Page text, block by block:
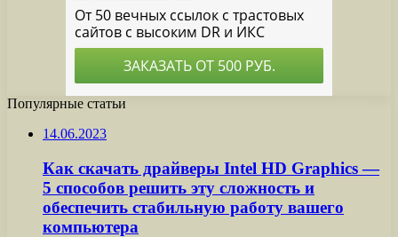
Популярные статьи
14.06.2023
Как скачать драйверы Intel HD Graphics —
5 способов решить эту сложность и
обеспечить стабильную работу вашего
компьютера